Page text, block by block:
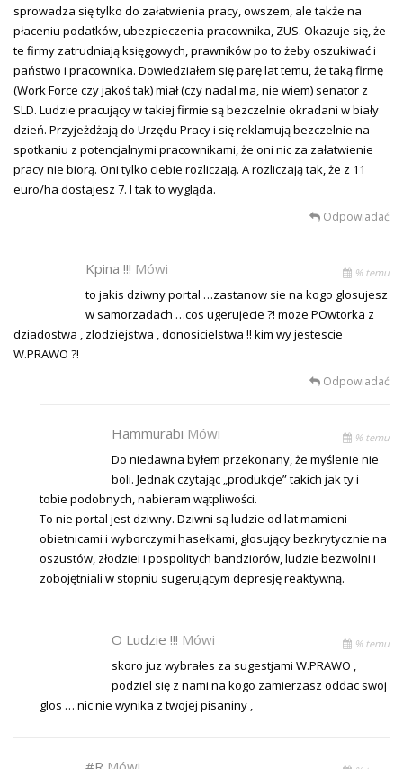
sprowadza się tylko do załatwienia pracy, owszem, ale także na
płaceniu podatków, ubezpieczenia pracownika, ZUS. Okazuje się, że
te firmy zatrudniają księgowych, prawników po to żeby oszukiwać i
państwo i pracownika. Dowiedziałem się parę lat temu, że taką firmę
(Work Force czy jakoś tak) miał (czy nadal ma, nie wiem) senator z
SLD. Ludzie pracujący w takiej firmie są bezczelnie okradani w biały
dzień. Przyjeżdżają do Urzędu Pracy i się reklamują bezczelnie na
spotkaniu z potencjalnymi pracownikami, że oni nic za załatwienie
pracy nie biorą. Oni tylko ciebie rozliczają. A rozliczają tak, że z 11
euro/ha dostajesz 7. I tak to wygląda.
Odpowiadać
Kpina !!! Mówi % temu
to jakis dziwny portal …zastanow sie na kogo glosujesz
w samorzadach …cos ugerujecie ?! moze POwtorka z
dziadostwa , zlodziejstwa , donosicielstwa !! kim wy jestescie
W.PRAWO ?!
Odpowiadać
Hammurabi Mówi % temu
Do niedawna byłem przekonany, że myślenie nie
boli. Jednak czytając „produkcje” takich jak ty i
tobie podobnych, nabieram wątpliwości.
To nie portal jest dziwny. Dziwni są ludzie od lat mamieni
obietnicami i wyborczymi hasełkami, głosujący bezkrytycznie na
oszustów, złodziei i pospolitych bandziorów, ludzie bezwolni i
zobojętniali w stopniu sugerującym depresję reaktywną.
O Ludzie !!! Mówi % temu
skoro juz wybrałes za sugestjami W.PRAWO ,
podziel się z nami na kogo zamierzasz oddac swoj
glos … nic nie wynika z twojej pisaniny ,